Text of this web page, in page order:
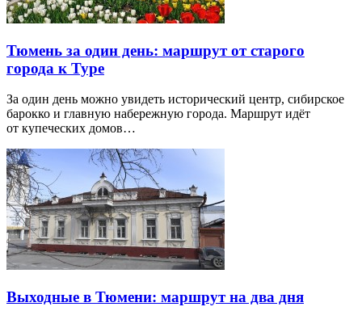
Тюмень за один день: маршрут от старого
города к Туре
За один день можно увидеть исторический центр, сибирское
барокко и главную набережную города. Маршрут идёт
от купеческих домов…
Выходные в Тюмени: маршрут на два дня